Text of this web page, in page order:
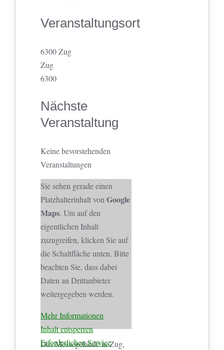
Veranstaltungsort
6300 Zug
Zug
6300
Nächste
Veranstaltung
Keine bevorstehenden
Veranstaltungen
Sie sehen gerade einen
Platzhalterinhalt vonGoogle
Maps. Um auf den
eigentlichen Inhalt
zuzugreifen, klicken Sie auf
die Schaltfläche unten. Bitte
beachten Sie, dass dabei
Daten an Drittanbieter
weitergegeben werden.
Mehr Informationen
Inhalt entsperren
Erforderlichen Service
Das Messegelände in Zug,